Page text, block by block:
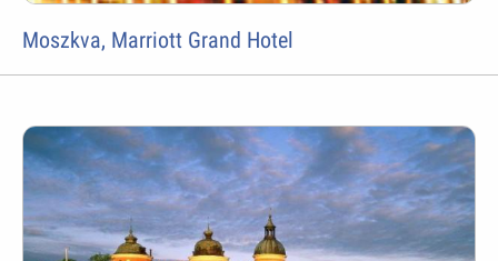
Moszkva, Marriott Grand Hotel